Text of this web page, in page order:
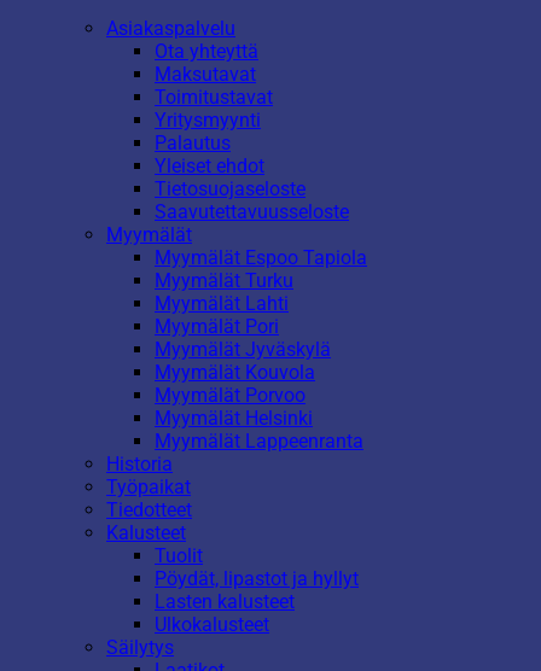
Asiakaspalvelu
Ota yhteyttä
Maksutavat
Toimitustavat
Yritysmyynti
Palautus
Yleiset ehdot
Tietosuojaseloste
Saavutettavuusseloste
Myymälät
Myymälät Espoo Tapiola
Myymälät Turku
Myymälät Lahti
Myymälät Pori
Myymälät Jyväskylä
Myymälät Kouvola
Myymälät Porvoo
Myymälät Helsinki
Myymälät Lappeenranta
Historia
Työpaikat
Tiedotteet
Kalusteet
Tuolit
Pöydät, lipastot ja hyllyt
Lasten kalusteet
Ulkokalusteet
Säilytys